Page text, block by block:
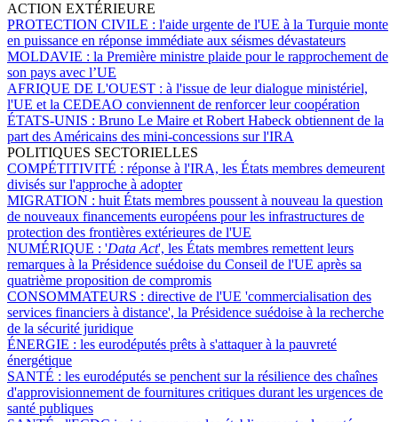
ACTION EXTÉRIEURE
PROTECTION CIVILE : l'aide urgente de l'UE à la Turquie monte
en puissance en réponse immédiate aux séismes dévastateurs
MOLDAVIE : la Première ministre plaide pour le rapprochement de
son pays avec l’UE
AFRIQUE DE L'OUEST : à l'issue de leur dialogue ministériel,
l'UE et la CEDEAO conviennent de renforcer leur coopération
ÉTATS-UNIS : Bruno Le Maire et Robert Habeck obtiennent de la
part des Américains des mini-concessions sur l'IRA
POLITIQUES SECTORIELLES
COMPÉTITIVITÉ : réponse à l'IRA, les États membres demeurent
divisés sur l'approche à adopter
MIGRATION : huit États membres poussent à nouveau la question
de nouveaux financements européens pour les infrastructures de
protection des frontières extérieures de l'UE
NUMÉRIQUE : 'Data Act', les États membres remettent leurs
remarques à la Présidence suédoise du Conseil de l'UE après sa
quatrième proposition de compromis
CONSOMMATEURS : directive de l'UE 'commercialisation des
services financiers à distance', la Présidence suédoise à la recherche
de la sécurité juridique
ÉNERGIE : les eurodéputés prêts à s'attaquer à la pauvreté
énergétique
SANTÉ : les eurodéputés se penchent sur la résilience des chaînes
d'approvisionnement de fournitures critiques durant les urgences de
santé publiques